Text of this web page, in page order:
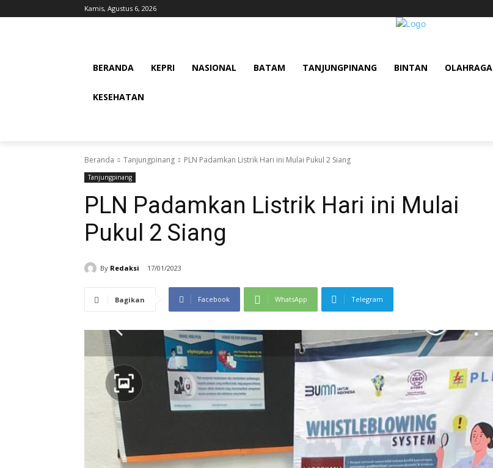
Kamis, Agustus 6, 2026
BERANDA KEPRI NASIONAL BATAM TANJUNGPINANG BINTAN OLAHRAGA
KESEHATAN
Beranda Tanjungpinang PLN Padamkan Listrik Hari ini Mulai Pukul 2 Siang
Tanjungpinang
PLN Padamkan Listrik Hari ini Mulai
Pukul 2 Siang
By Redaksi 17/01/2023
Bagikan Facebook WhatsApp Telegram